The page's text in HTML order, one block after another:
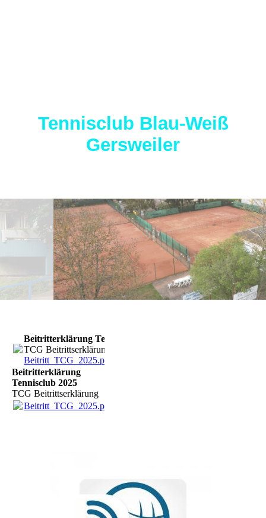
Tennisclub Blau-Weiß
Gersweiler
Beitritterklärung Tennisclub 2025
TCG Beitrittserklärung
Beitritt_TCG_2025.pdf
Beitritterklärung
Tennisclub 2025
TCG Beitrittserklärung
Beitritt_TCG_2025.pdf